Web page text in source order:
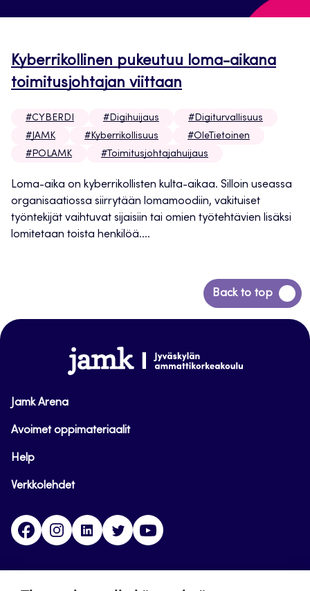
Kyberrikollinen pukeutuu loma-aikana
toimitusjohtajan viittaan
#CYBERDI #Digihuijaus
#Digiturvallisuus
#JAMK
#Kyberrikollisuus
#OleTietoinen
#POLAMK
#Toimitusjohtajahuijaus
Loma-aika on kyberrikollisten kulta-aikaa. Silloin useassa
organisaatiossa siirrytään lomamoodiin, vakituiset
työntekijät vaihtuvat sijaisiin tai omien työtehtävien lisäksi
lomitetaan toista henkilöä....
Back to top
Siirry
takaisin
www.jamk.fi
Jamk Arena
Avoimet oppimateriaalit
Help
Verkkolehdet
FacebookInstagramLinkedinTwitter